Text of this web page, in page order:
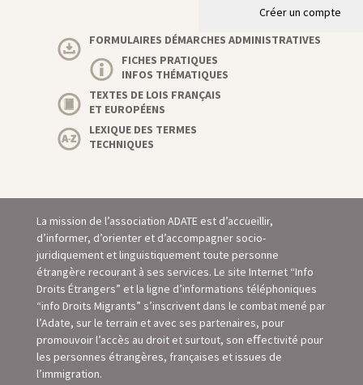
Créer un compte
FORMULAIRES DÉMARCHES ADMINISTRATIVES
FICHES PRATIQUES
INFOS THÉMATIQUES
TEXTES DE LOIS FRANÇAIS
ET EUROPÉENS
LEXIQUE DES TERMES
TECHNIQUES
La mission de l’association ADATE est d’accueillir,
d’informer, d’orienter et d’accompagner socio-
juridiquement et linguistiquement toute personne
étrangère recourant à ses services. Le site Internet “Info
Droits Étrangers” et la ligne d’informations téléphoniques
“info Droits Migrants” s’inscrivent dans le combat mené par
l’Adate, sur le terrain et avec ses partenaires, pour
promouvoir l’accès au droit et surtout, son eﬀectivité pour
les personnes étrangères, françaises et issues de
l’immigration.